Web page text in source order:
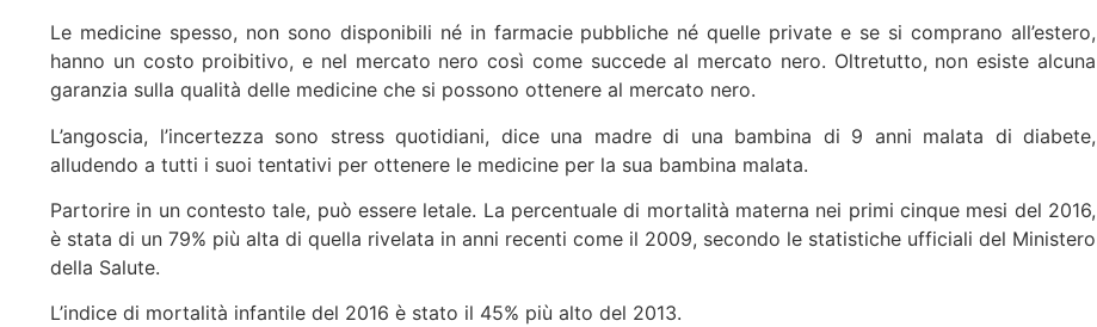
Le medicine spesso, non sono disponibili né in farmacie pubbliche né quelle private e se si comprano all’estero,
hanno un costo proibitivo, e nel mercato nero così come succede al mercato nero. Oltretutto, non esiste alcuna
garanzia sulla qualità delle medicine che si possono ottenere al mercato nero.
L’angoscia, l’incertezza sono stress quotidiani, dice una madre di una bambina di 9 anni malata di diabete,
alludendo a tutti i suoi tentativi per ottenere le medicine per la sua bambina malata.
Partorire in un contesto tale, può essere letale. La percentuale di mortalità materna nei primi cinque mesi del 2016,
è stata di un 79% più alta di quella rivelata in anni recenti come il 2009, secondo le statistiche ufficiali del Ministero
della Salute.
L’indice di mortalità infantile del 2016 è stato il 45% più alto del 2013.